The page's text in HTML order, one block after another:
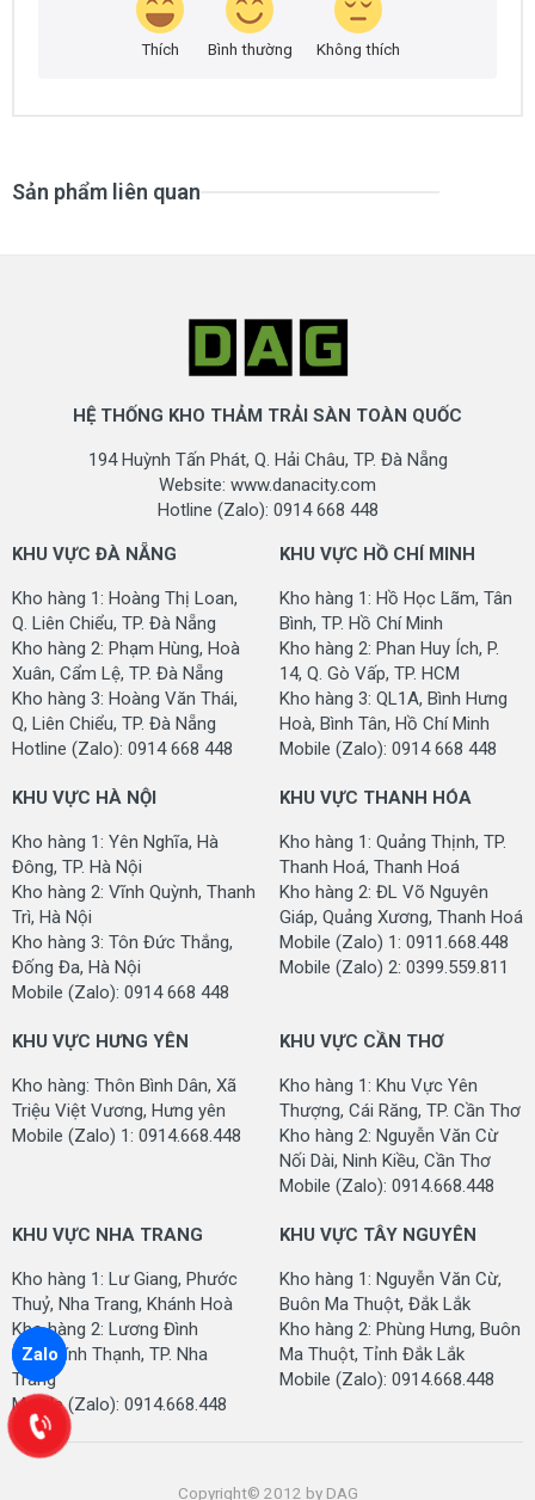
MÀU SẢN PHẨM THẢM VINYL CHỐNG
MAD6601 MAD6602
MAD6603 MAD6604
MAD6611
MAD6616
Thích Bình thường Không thích
Sản phẩm liên quan
HỆ THỐNG KHO THẢM TRẢI SÀN TOÀN QUỐC
194 Huỳnh Tấn Phát, Q. Hải Châu, TP. Đà Nẵng
Website: www.danacity.com
Hotline (Zalo): 0914 668 448
KHU VỰC ĐÀ NẴNG
Kho hàng 1: Hoàng Thị Loan,
Q. Liên Chiểu, TP. Đà Nẵng
Kho hàng 2: Phạm Hùng, Hoà
Xuân, Cẩm Lệ, TP. Đà Nẵng
Kho hàng 3: Hoàng Văn Thái,
Q, Liên Chiểu, TP. Đà Nẵng
Hotline (Zalo): 0914 668 448
KHU VỰC HỒ CHÍ MINH
Kho hàng 1: Hồ Học Lãm, Tân
Bình, TP. Hồ Chí Minh
Kho hàng 2: Phan Huy Ích, P.
14, Q. Gò Vấp, TP. HCM
Kho hàng 3: QL1A, Bình Hưng
Hoà, Bình Tân, Hồ Chí Minh
Mobile (Zalo): 0914 668 448
KHU VỰC HÀ NỘI
Kho hàng 1: Yên Nghĩa, Hà
Đông, TP. Hà Nội
Kho hàng 2: Vĩnh Quỳnh, Thanh
Trì, Hà Nội
Kho hàng 3: Tôn Đức Thắng,
Đống Đa, Hà Nội
Mobile (Zalo): 0914 668 448
KHU VỰC THANH HÓA
Kho hàng 1: Quảng Thịnh, TP.
Thanh Hoá, Thanh Hoá
Kho hàng 2: ĐL Võ Nguyên
Giáp, Quảng Xương, Thanh Hoá
Mobile (Zalo) 1: 0911.668.448
Mobile (Zalo) 2: 0399.559.811
KHU VỰC HƯNG YÊN
Kho hàng: Thôn Bình Dân, Xã
Triệu Việt Vương, Hưng yên
Mobile (Zalo) 1: 0914.668.448
KHU VỰC CẦN THƠ
Kho hàng 1: Khu Vực Yên
Thượng, Cái Răng, TP. Cần Thơ
Kho hàng 2: Nguyễn Văn Cừ
Nối Dài, Ninh Kiều, Cần Thơ
Mobile (Zalo): 0914.668.448
KHU VỰC NHA TRANG
Kho hàng 1: Lư Giang, Phước
Thuỷ, Nha Trang, Khánh Hoà
Kho hàng 2: Lương Đình
Của, Vĩnh Thạnh, TP. Nha
Trang
Mobile (Zalo): 0914.668.448
KHU VỰC TÂY NGUYÊN
Kho hàng 1: Nguyễn Văn Cừ,
Buôn Ma Thuột, Đắk Lắk
Kho hàng 2: Phùng Hưng, Buôn
Ma Thuột, Tỉnh Đắk Lắk
Mobile (Zalo): 0914.668.448
Copyright© 2012 by DAG
Zalo